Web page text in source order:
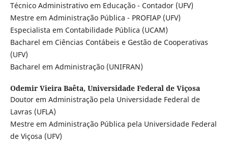
Técnico Administrativo em Educação - Contador (UFV)
Mestre em Administração Pública - PROFIAP (UFV)
Especialista em Contabilidade Pública (UCAM)
Bacharel em Ciências Contábeis e Gestão de Cooperativas
(UFV)
Bacharel em Administração (UNIFRAN)
Odemir Vieira Baêta, Universidade Federal de Viçosa
Doutor em Administração pela Universidade Federal de
Lavras (UFLA)
Mestre em Administração Pública pela Universidade Federal
de Viçosa (UFV)